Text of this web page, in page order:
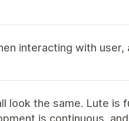
interacting with
look the same. Lute is
is continuous,